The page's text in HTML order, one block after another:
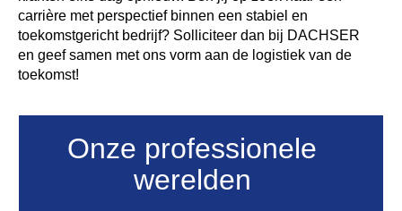
carrière met perspectief binnen een stabiel en
toekomstgericht bedrijf? Solliciteer dan bij DACHSER
en geef samen met ons vorm aan de logistiek van de
toekomst!
Onze professionele
werelden